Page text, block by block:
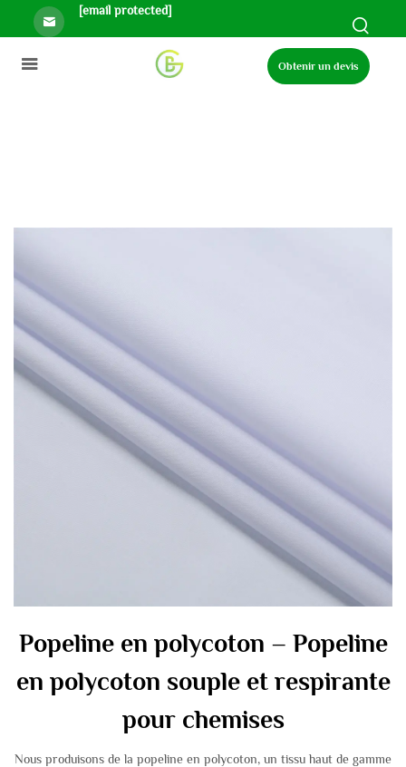
[email protected]
Obtenir un devis
Popeline en polycoton – Popeline
en polycoton souple et respirante
pour chemises
Nous produisons de la popeline en polycoton, un tissu haut de gamme